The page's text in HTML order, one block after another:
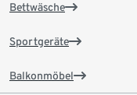
Bettwäsche
Sportgeräte
Balkonmöbel